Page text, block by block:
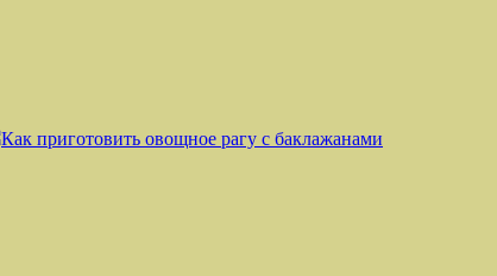
Как приготовить овощное рагу с баклажанами